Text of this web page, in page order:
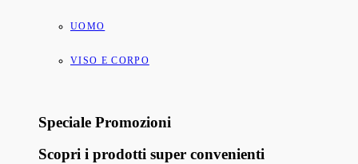
UOMO
VISO E CORPO
Speciale Promozioni
Scopri i prodotti super convenienti